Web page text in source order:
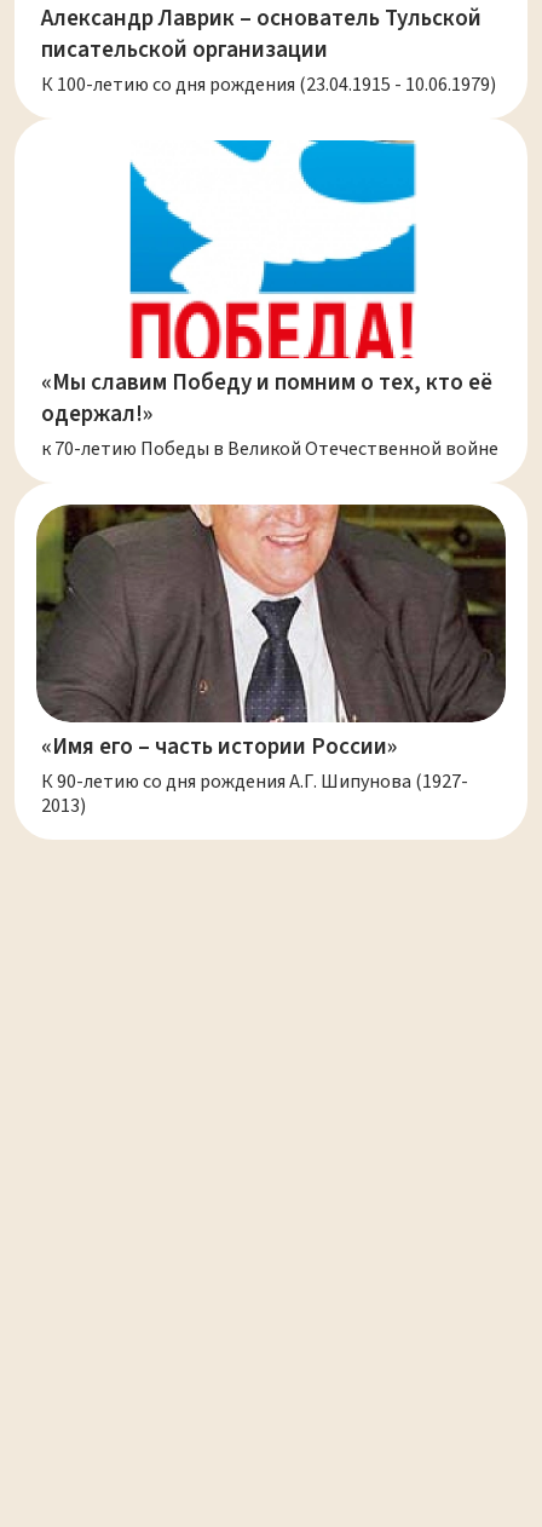
Александр Лаврик – основатель Тульской
писательской организации
К 100-летию со дня рождения (23.04.1915 - 10.06.1979)
«Мы славим Победу и помним о тех, кто её
одержал!»
к 70-летию Победы в Великой Отечественной войне
«Имя его – часть истории России»
К 90-летию со дня рождения А.Г. Шипунова (1927-
2013)